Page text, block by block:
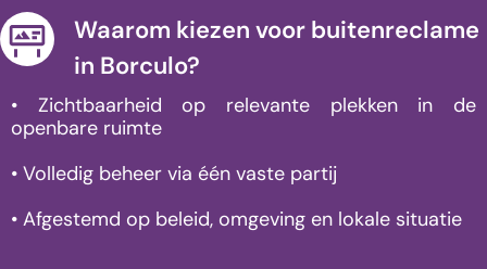
Waarom kiezen voor buitenreclame
in Borculo?
• Zichtbaarheid op relevante plekken in de
openbare ruimte
• Volledig beheer via één vaste partij
• Afgestemd op beleid, omgeving en lokale situatie